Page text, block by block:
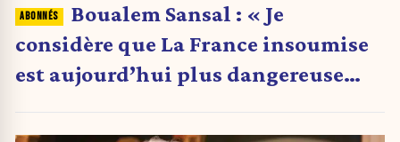
Boualem Sansal : « Je
considère que La France insoumise
est aujourd’hui plus dangereuse